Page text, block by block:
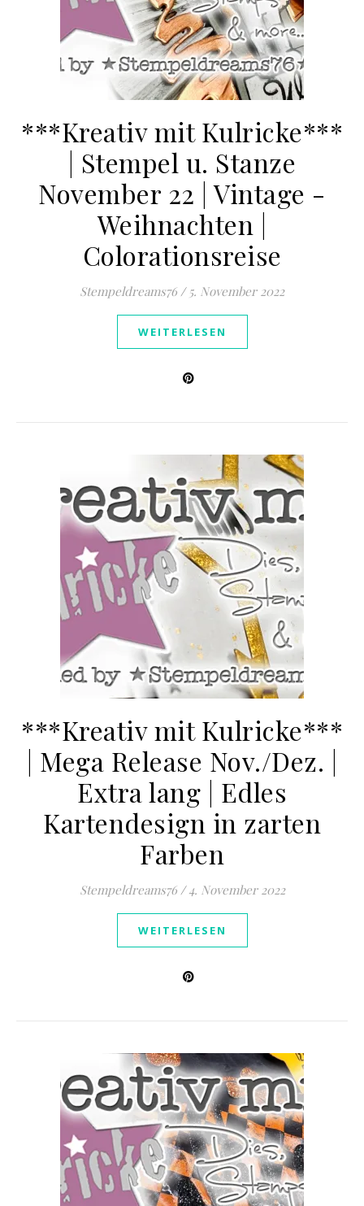
***Kreativ mit Kulricke***
| Stempel u. Stanze
November 22 | Vintage -
Weihnachten |
Colorationsreise
Stempeldreams76 / 5. November 2022
WEITERLESEN
***Kreativ mit Kulricke***
| Mega Release Nov./Dez. |
Extra lang | Edles
Kartendesign in zarten
Farben
Stempeldreams76 / 4. November 2022
WEITERLESEN